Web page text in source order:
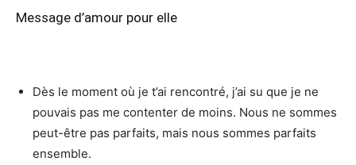
Message d’amour pour elle
Dès le moment où je t’ai rencontré, j’ai su que je ne
pouvais pas me contenter de moins. Nous ne sommes
peut-être pas parfaits, mais nous sommes parfaits
ensemble.